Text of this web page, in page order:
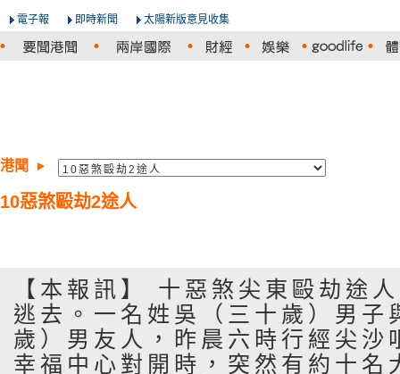
電子報 即時新聞 太陽新版意見收集
港聞
10惡煞毆劫2途人
【本報訊】 十惡煞尖東毆劫途
逃去。一名姓吳（三十歲）男子
歲）男友人，昨晨六時行經尖沙
幸福中心對開時，突然有約十名